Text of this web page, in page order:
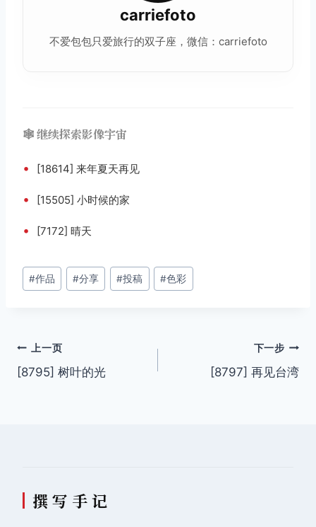
carriefoto
不爱包包只爱旅行的双子座，微信：carriefoto
🕸️ 继续探索影像宇宙
• [18614] 来年夏天再见
• [15505] 小时候的家
• [7172] 晴天
文
章
#作品 #分享 #投稿 #色彩
文
章
上一页
[8795] 树叶的光
下一步
[8797] 再见台湾
撰 写 手 记